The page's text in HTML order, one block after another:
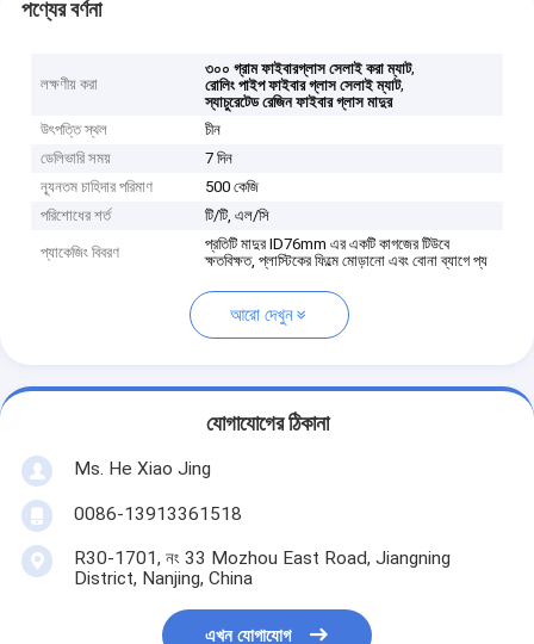
পণ্যের বর্ণনা
লক্ষণীয় করা
৩০০ গ্রাম ফাইবারগ্লাস সেলাই করা ম্যাট,
রোলিং পাইপ ফাইবার গ্লাস সেলাই ম্যাট,
স্যাচুরেটেড রেজিন ফাইবার গ্লাস মাদুর
উৎপত্তি স্থল
চীন
ডেলিভারি সময়
7 দিন
ন্যূনতম চাহিদার পরিমাণ
500 কেজি
পরিশোধের শর্ত
টি/টি, এল/সি
প্যাকেজিং বিবরণ
প্রতিটি মাদুর ID76mm এর একটি কাগজের টিউবে
ক্ষতবিক্ষত, প্লাস্টিকের ফিল্মে মোড়ানো এবং বোনা ব্যাগে প্য
আরো দেখুন
যোগাযোগের ঠিকানা
Ms. He Xiao Jing
0086-13913361518
R30-1701, নং 33 Mozhou East Road, Jiangning
District, Nanjing, China
এখন যোগাযোগ